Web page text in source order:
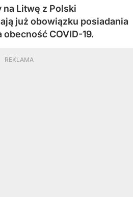
Litwę z Polski
już obowiązku posiadania
COVID-19.